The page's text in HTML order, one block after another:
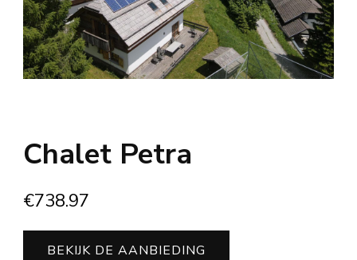
Chalet Petra
€738.97
BEKIJK DE AANBIEDING